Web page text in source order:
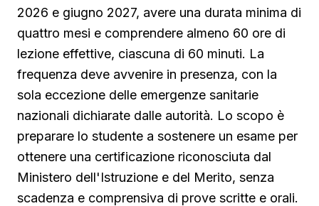
2026 e giugno 2027, avere una durata minima di
quattro mesi e comprendere almeno 60 ore di
lezione effettive, ciascuna di 60 minuti. La
frequenza deve avvenire in presenza, con la
sola eccezione delle emergenze sanitarie
nazionali dichiarate dalle autorità. Lo scopo è
preparare lo studente a sostenere un esame per
ottenere una certificazione riconosciuta dal
Ministero dell'Istruzione e del Merito, senza
scadenza e comprensiva di prove scritte e orali.